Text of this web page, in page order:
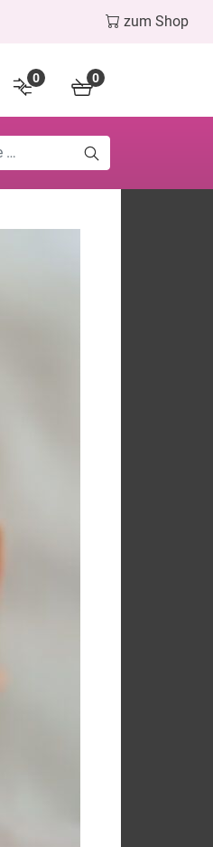
zum Shop
0
0